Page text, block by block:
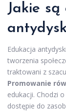
Jakie
Edukacja
tworzenia
traktowani z
Promowanie
edukacji. Chodzi
dostępie do